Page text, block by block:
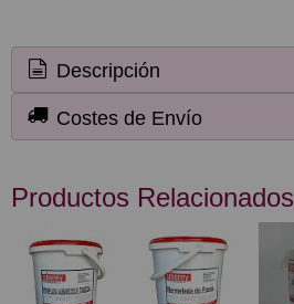
Descripción
Costes de Envío
Productos Relacionados